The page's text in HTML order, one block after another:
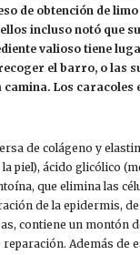
de obtención de
incluso notó que
valioso tiene
el barro, o las
Los caracoles
de colágeno y
piel), ácido glicólico
que elimina las
de la epidermis,
contiene un montón
Además de